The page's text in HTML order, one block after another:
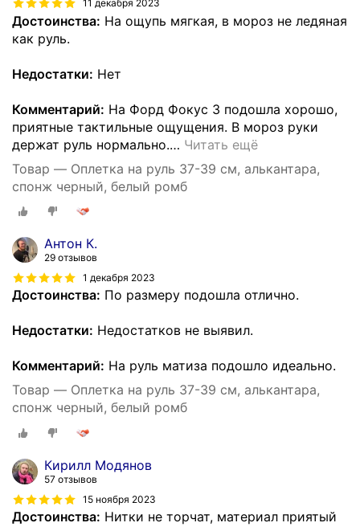
11 декабря 2023
Достоинства: На ощупь мягкая, в мороз не ледяная
как руль.
Недостатки: Нет
Комментарий: На Форд Фокус 3 подошла хорошо,
приятные тактильные ощущения. В мороз руки
держат руль нормально.… Читать ещё
Товар — Оплетка на руль 37-39 см, алькантара,
спонж черный, белый ромб
Антон К.
29 отзывов
1 декабря 2023
Достоинства: По размеру подошла отлично.
Недостатки: Недостатков не выявил.
Комментарий: На руль матиза подошло идеально.
Товар — Оплетка на руль 37-39 см, алькантара,
спонж черный, белый ромб
Кирилл Модянов
57 отзывов
15 ноября 2023
Достоинства: Нитки не торчат, материал приятый